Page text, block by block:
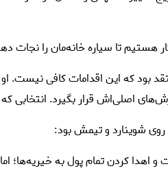
هستیم تا سیاره خانه‌مان را نجات
بود که این اقدامات کافی
اصلی‌اش قرار بگیرد. انتخابی
شوینارد و تیمش بود:
کردن تمام پول به خیریه‌ها؛